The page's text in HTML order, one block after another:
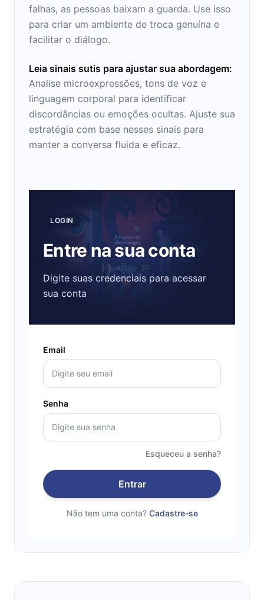
falhas, as pessoas baixam a guarda. Use isso
para criar um ambiente de troca genuína e
facilitar o diálogo.
Leia sinais sutis para ajustar sua abordagem:
Analise microexpressões, tons de voz e
linguagem corporal para identificar
discordâncias ou emoções ocultas. Ajuste sua
estratégia com base nesses sinais para
manter a conversa fluida e eficaz.
LOGIN
Entre na sua conta
Digite suas credenciais para acessar
sua conta
Email
Senha
Esqueceu a senha?
Entrar
Não tem uma conta? Cadastre-se